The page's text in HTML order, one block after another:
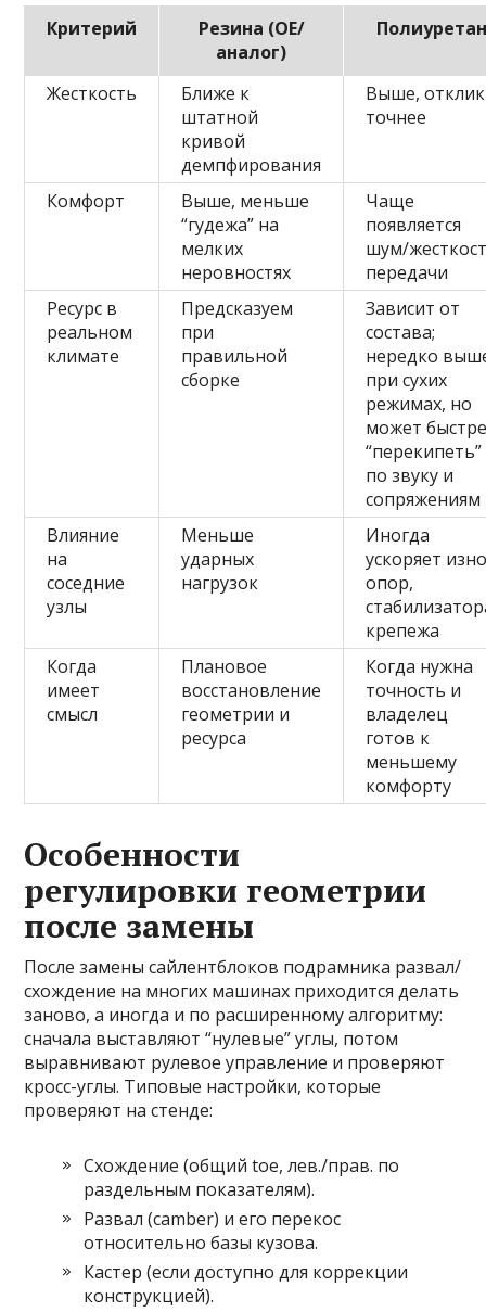
Критерий
Резина (OE/
аналог)
Жесткость
Ближе к
штатной
кривой
демпфирования
Выше, отклик
точнее
Комфорт
Выше, меньше
“гудежа” на
мелких
неровностях
Чаще
появляется
шум/
передачи
Ресурс в
реальном
климате
Предсказуем
при
правильной
сборке
Зависит от
состава;
нередко
при сухих
режимах, но
может
“перекипеть”
по звуку и
сопряжениям
Влияние
на
соседние
узлы
Меньше
ударных
нагрузок
Иногда
ускоряет
опор,
крепежа
Когда
имеет
смысл
Плановое
восстановление
геометрии и
ресурса
Когда нужна
точность и
владелец
готов к
меньшему
комфорту
Особенности
регулировки геометрии
после замены
После замены сайлентблоков подрамника развал/
схождение на многих машинах приходится делать
заново, а иногда и по расширенному алгоритму:
сначала выставляют “нулевые” углы, потом
выравнивают рулевое управление и проверяют
кросс-углы. Типовые настройки, которые
проверяют на стенде:
Схождение (общий toe, лев./прав. по
раздельным показателям).
Развал (camber) и его перекос
относительно базы кузова.
Кастер (если доступно для коррекции
конструкцией).